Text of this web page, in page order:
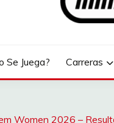
Se Juega? Carreras
Women 2026 –